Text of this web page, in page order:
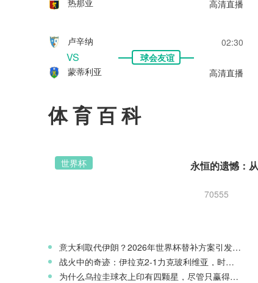
高清直播
卢辛纳 02:30
VS
球会友谊
蒙蒂利亚
高清直播
体育百科
世界杯
70555
意大利取代伊朗？2026年世界杯替补方案引发争议
战火中的奇迹：伊拉克2-1力克玻利维亚，时隔40年重返世界杯舞台
为什么乌拉圭球衣上印有四颗星，尽管只赢得两次世界杯冠军？